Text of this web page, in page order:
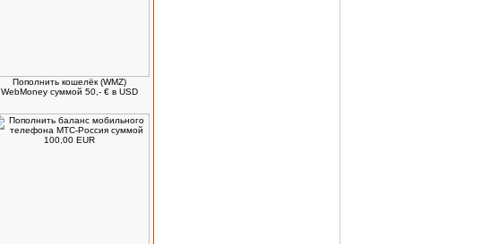
Пополнить кошелёк (WMZ)
WebMoney суммой 50,- € в USD